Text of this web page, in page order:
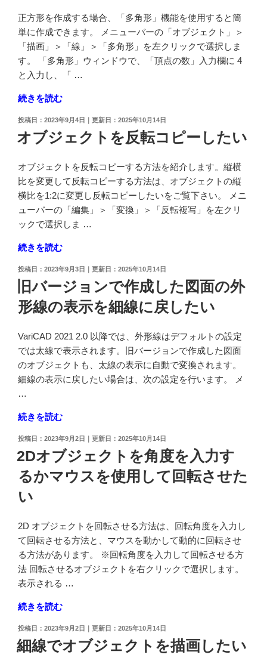
設
定
た
い"
の
ト
の
縦
横
比
を
1:2
に
変
し
反
転
コ
ピ
し
た
い"
の
正方形を作成する場合、「多角形」機能を使用すると簡
単に作成できます。 メニューバーの「オブジェクト」＞
「描画」＞「線」＞「多角形」を左クリックで選択しま
す。 「多角形」ウィンドウで、「頂点の数」入力欄に 4
と入力し、「 …
"2D
面
で
方
形
を
簡
単
に
描
き
た
い"
の
続きを読む
投
日:
2023年9月4日 2025年10月14日
オブジェクトを反転コピーしたい
オブジェクトを反転コピーする方法を紹介します。縦横
比を変更して反転コピーする方法は、オブジェクトの縦
横比を1:2に変更し反転コピーしたいをご覧下さい。 メニ
ューバーの「編集」＞「変換」＞「反転複写」を左クリ
ックで選択しま …
"オ
ジ
ェ
ク
を
反
転
コ
し
た
の
続きを読む
投
稿
日:
2023年9月3日 2025年10月14日
旧バージョンで作成した図面の外
形線の表示を細線に戻したい
VariCAD 2021 2.0 以降では、外形線はデフォルトの設定
では太線で表示されます。旧バージョンで作成した図面
のオブジェクトも、太線の表示に自動で変換されます。
細線の表示に戻したい場合は、次の設定を行います。 メ
…
"旧
ー
ジ
ョ
で
成
し
た
図
面
の
形
線
続きを読む
投
日:
2023年9月2日 2025年10月14日
2Dオブジェクトを角度を入力す
るかマウスを使用して回転させた
い
2D オブジェクトを回転させる方法は、回転角度を入力し
て回転させる方法と、マウスを動かして動的に回転させ
る方法があります。 ※回転角度を入力して回転させる方
法 回転させるオブジェクトを右クリックで選択します。
表示される …
"2D
ブ
ジ
続きを読む
投
稿
日:
2023年9月2日 2025年10月14日
細線でオブジェクトを描画したい